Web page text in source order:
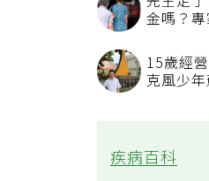
先生走
金嗎？
15歲經
克風少
疾病百科